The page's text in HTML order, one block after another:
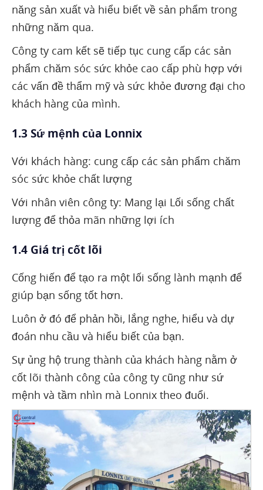
năng sản xuất và hiểu biết về sản phẩm trong
những năm qua.
Công ty cam kết sẽ tiếp tục cung cấp các sản
phẩm chăm sóc sức khỏe cao cấp phù hợp với
các vấn đề thẩm mỹ và sức khỏe đương đại cho
khách hàng của mình.
1.3 Sứ mệnh của Lonnix
Với khách hàng: cung cấp các sản phẩm chăm
sóc sức khỏe chất lượng
Với nhân viên công ty: Mang lại Lối sống chất
lượng để thỏa mãn những lợi ích
1.4 Giá trị cốt lõi
Cống hiến để tạo ra một lối sống lành mạnh để
giúp bạn sống tốt hơn.
Luôn ở đó để phản hồi, lắng nghe, hiểu và dự
đoán nhu cầu và hiểu biết của bạn.
Sự ủng hộ trung thành của khách hàng nằm ở
cốt lõi thành công của công ty cũng như sứ
mệnh và tầm nhìn mà Lonnix theo đuổi.